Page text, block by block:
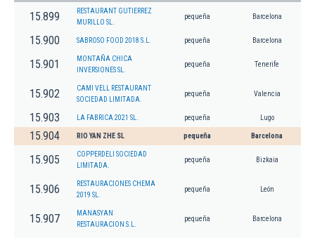
15.899
RESTAURANT GUTIERREZ
MURILLO SL.
pequeña Barcelona
15.900 SABROSO FOOD 2018 S.L. pequeña Barcelona
15.901
MONTAÑA CHICA
INVERSIONES SL.
pequeña Tenerife
15.902
CAMI VELL RESTAURANT
SOCIEDAD LIMITADA.
pequeña Valencia
15.903 LA FABRICA 2021 SL. pequeña Lugo
15.904 RIO YAN ZHE SL pequeña Barcelona
15.905
COPPERDELI SOCIEDAD
LIMITADA.
pequeña Bizkaia
15.906
RESTAURACIONES CHEMA
2019 SL.
pequeña León
15.907
MANASYAN
RESTAURACION S.L.
pequeña Barcelona